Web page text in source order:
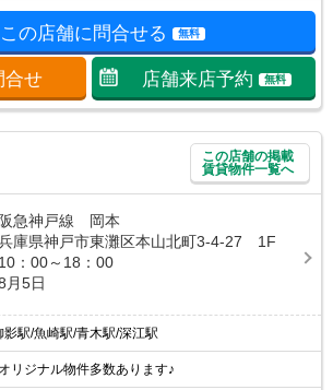
この店舗に問合せる 無料
合せ 店舗来店予約 無料
この店舗の掲載
賃貸物件一覧へ
阪急神戸線 岡本
庫県神戸市東灘区本山北町3-4-27 1F
10：00～18：00
月5日
影駅/魚崎駅/青木駅/深江駅
リジナル物件多数あります♪